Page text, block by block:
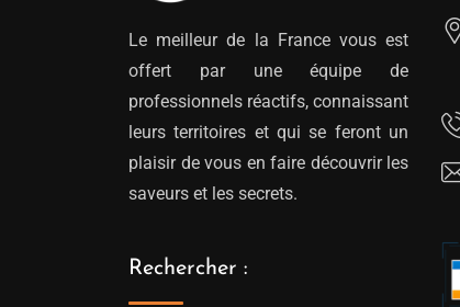
Le meilleur de la France vous est
offert par une équipe de
professionnels réactifs, connaissant
leurs territoires et qui se feront un
plaisir de vous en faire découvrir les
saveurs et les secrets.
Rechercher :